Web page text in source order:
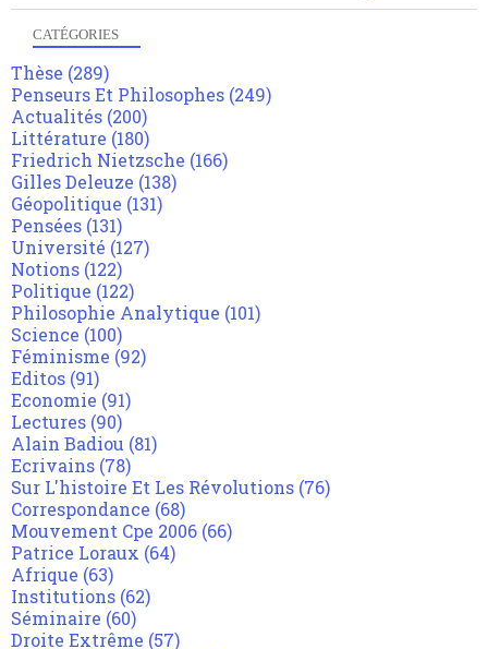
CATÉGORIES
Thèse (289)
Penseurs Et Philosophes (249)
Actualités (200)
Littérature (180)
Friedrich Nietzsche (166)
Gilles Deleuze (138)
Géopolitique (131)
Pensées (131)
Université (127)
Notions (122)
Politique (122)
Philosophie Analytique (101)
Science (100)
Féminisme (92)
Editos (91)
Economie (91)
Lectures (90)
Alain Badiou (81)
Ecrivains (78)
Sur L'histoire Et Les Révolutions (76)
Correspondance (68)
Mouvement Cpe 2006 (66)
Patrice Loraux (64)
Afrique (63)
Institutions (62)
Séminaire (60)
Droite Extrême (57)